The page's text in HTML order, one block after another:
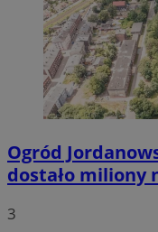
Ogród
dostało miliony
3